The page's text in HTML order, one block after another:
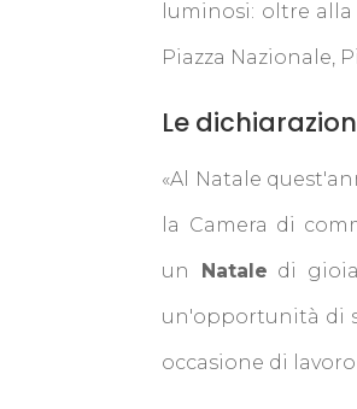
luminosi: oltre
Piazza Nazionale,
Le
«Al Natale
la Camera di
un
Natale di
un'opportunità di
occasione di lavoro